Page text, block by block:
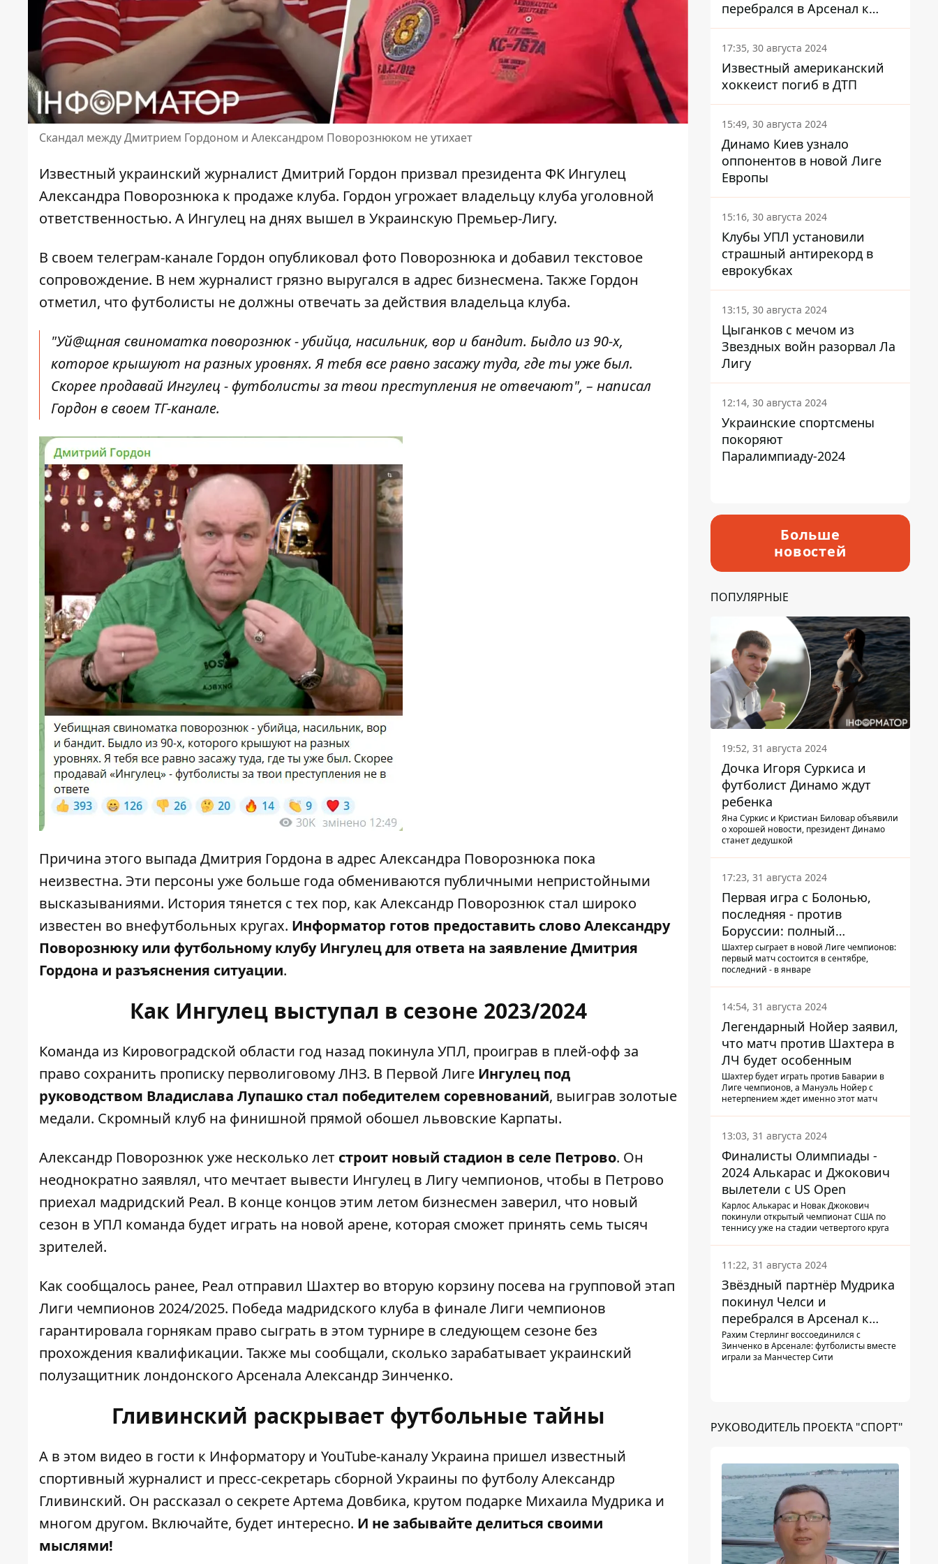
Скандал между Дмитрием Гордоном и Александром Поворознюком не утихает
Известный украинский журналист Дмитрий Гордон призвал президента ФК Ингулец
Александра Поворознюка к продаже клуба. Гордон угрожает владельцу клуба уголовной
ответственностью. А Ингулец на днях вышел в Украинскую Премьер-Лигу.
В своем телеграм-канале Гордон опубликовал фото Поворознюка и добавил текстовое
сопровождение. В нем журналист грязно выругался в адрес бизнесмена. Также Гордон
отметил, что футболисты не должны отвечать за действия владельца клуба.
"Уй@щная свиноматка поворознюк - убийца, насильник, вор и бандит. Быдло из 90-х,
которое крышуют на разных уровнях. Я тебя все равно засажу туда, где ты уже был.
Скорее продавай Ингулец - футболисты за твои преступления не отвечают", – написал
Гордон в своем ТГ-канале.
Причина этого выпада Дмитрия Гордона в адрес Александра Поворознюка пока
неизвестна. Эти персоны уже больше года обмениваются публичными непристойными
высказываниями. История тянется с тех пор, как Александр Поворознюк стал широко
известен во внефутбольных кругах. Информатор готов предоставить слово Александру
Поворознюку или футбольному клубу Ингулец для ответа на заявление Дмитрия
Гордона и разъяснения ситуации.
Как Ингулец выступал в сезоне 2023/2024
Команда из Кировоградской области год назад покинула УПЛ, проиграв в плей-офф за
право сохранить прописку перволиговому ЛНЗ. В Первой Лиге Ингулец под
руководством Владислава Лупашко стал победителем соревнований, выиграв золотые
медали. Скромный клуб на финишной прямой обошел львовские Карпаты.
Александр Поворознюк уже несколько лет строит новый стадион в селе Петрово. Он
неоднократно заявлял, что мечтает вывести Ингулец в Лигу чемпионов, чтобы в Петрово
приехал мадридский Реал. В конце концов этим летом бизнесмен заверил, что новый
сезон в УПЛ команда будет играть на новой арене, которая сможет принять семь тысяч
зрителей.
Как сообщалось ранее, Реал отправил Шахтер во вторую корзину посева на групповой этап
Лиги чемпионов 2024/2025. Победа мадридского клуба в финале Лиги чемпионов
гарантировала горнякам право сыграть в этом турнире в следующем сезоне без
прохождения квалификации. Также мы сообщали, сколько зарабатывает украинский
полузащитник лондонского Арсенала Александр Зинченко.
Гливинский раскрывает футбольные тайны
А в этом видео в гости к Информатору и YouTube-каналу Украина пришел известный
спортивный журналист и пресс-секретарь сборной Украины по футболу Александр
Гливинский. Он рассказал о секрете Артема Довбика, крутом подарке Михаила Мудрика и
многом другом. Включайте, будет интересно. И не забывайте делиться своими
мыслями!
перебрался в Арсенал к
Зинченко
17:35, 30 августа 2024
Известный американский
хоккеист погиб в ДТП
15:49, 30 августа 2024
Динамо Киев узнало
оппонентов в новой Лиге
Европы
15:16, 30 августа 2024
Клубы УПЛ установили
страшный антирекорд в
еврокубках
13:15, 30 августа 2024
Цыганков с мечом из
Звездных войн разорвал Ла
Лигу
12:14, 30 августа 2024
Украинские спортсмены
покоряют
Паралимпиаду-2024
Больше
новостей
ПОПУЛЯРНЫЕ
19:52, 31 августа 2024
Дочка Игоря Суркиса и
футболист Динамо ждут
ребенка
Яна Суркис и Кристиан Биловар объявили
о хорошей новости, президент Динамо
станет дедушкой
17:23, 31 августа 2024
Первая игра с Болонью,
последняя - против
Боруссии: полный
календарь Шахтера в новой
ЛЧ
Шахтер сыграет в новой Лиге чемпионов:
первый матч состоится в сентябре,
последний - в январе
14:54, 31 августа 2024
Легендарный Нойер заявил,
что матч против Шахтера в
ЛЧ будет особенным
Шахтер будет играть против Баварии в
Лиге чемпионов, а Мануэль Нойер с
нетерпением ждет именно этот матч
13:03, 31 августа 2024
Финалисты Олимпиады -
2024 Алькарас и Джокович
вылетели с US Open
Карлос Алькарас и Новак Джокович
покинули открытый чемпионат США по
теннису уже на стадии четвертого круга
11:22, 31 августа 2024
Звёздный партнёр Мудрика
покинул Челси и
перебрался в Арсенал к
Зинченко
Рахим Стерлинг воссоединился с
Зинченко в Арсенале: футболисты вместе
играли за Манчестер Сити
РУКОВОДИТЕЛЬ ПРОЕКТА "СПОРТ"